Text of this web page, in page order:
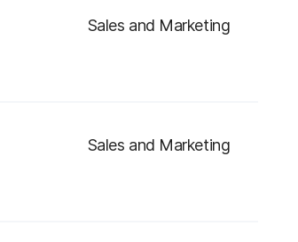
Sales and Marketing
Sales and Marketing